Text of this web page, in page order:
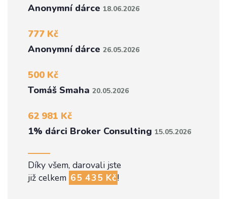
Anonymní dárce 18.06.2026
777 Kč
Anonymní dárce 26.05.2026
500 Kč
Tomáš Smaha 20.05.2026
62 981 Kč
1% dárci Broker Consulting 15.05.2026
Díky všem, darovali jste
již celkem 65 435 Kč!